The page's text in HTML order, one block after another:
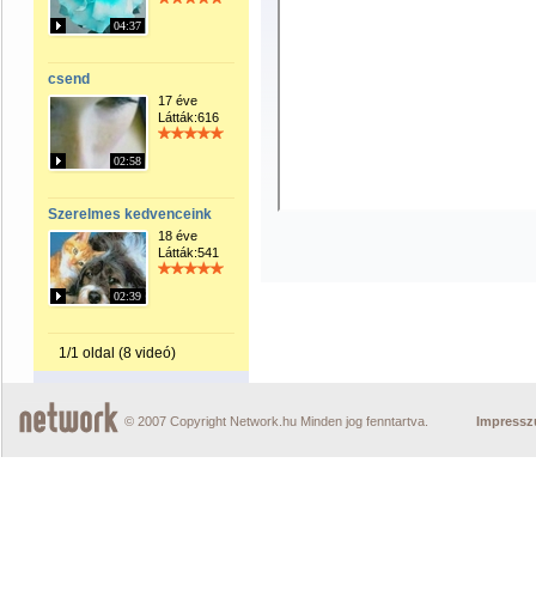
04:37
csend
02:58
17 éve
Látták:616
Szerelmes kedvenceink
02:39
18 éve
Látták:541
1/1 oldal (8 videó)
© 2007 Copyright Network.hu Minden jog fenntartva.